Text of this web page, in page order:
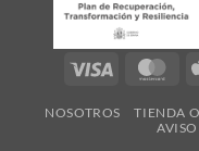
Visa
NOSOTROS TIENDA
AVISO